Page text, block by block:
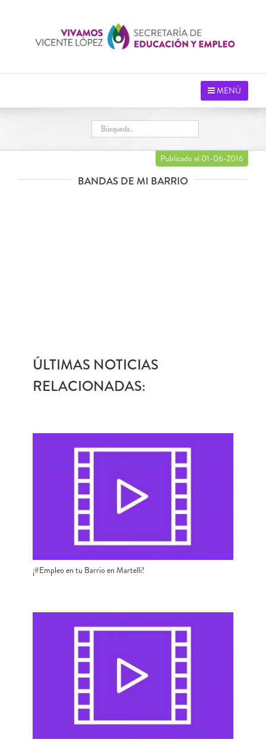
MENÚ
Publicado el 01-06-2016
BANDAS DE MI BARRIO
ÚLTIMAS NOTICIAS
RELACIONADAS:
¡#Empleo en tu Barrio en Martelli!